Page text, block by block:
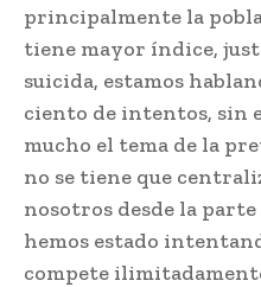
principalmente la
tiene mayor índice,
suicida, estamos
ciento de intentos, sin
mucho el tema de la
no se tiene que
nosotros desde la parte
hemos estado
compete